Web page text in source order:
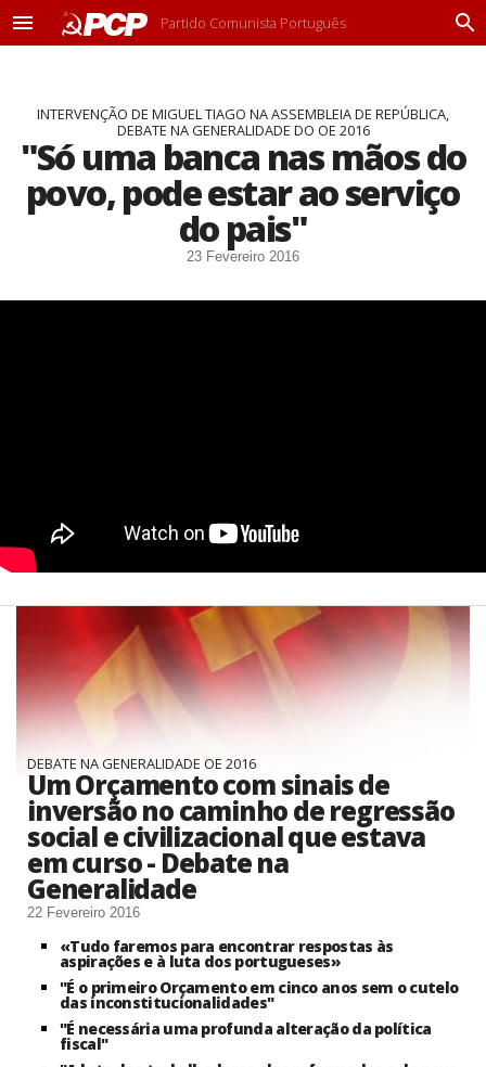
M
Partido Comunista Português
P
a
INTERVENÇÃO DE MIGUEL TIAGO NA ASSEMBLEIA DE REPÚBLICA,
DEBATE NA GENERALIDADE DO OE 2016
"Só uma banca nas mãos do
povo, pode estar ao serviço
do pais"
23 Fevereiro 2016
DEBATE NA GENERALIDADE OE 2016
Um Orçamento com sinais de
inversão no caminho de regressão
social e civilizacional que estava
em curso - Debate na
Generalidade
22 Fevereiro 2016
«Tudo faremos para encontrar respostas às
aspirações e à luta dos portugueses»
"É o primeiro Orçamento em cinco anos sem o cutelo
das inconstitucionalidades"
"É necessária uma profunda alteração da política
fiscal"